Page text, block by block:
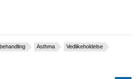
Asthma
Vedlikeholdelse